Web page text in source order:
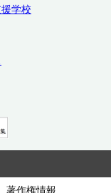
学校
著作権情報